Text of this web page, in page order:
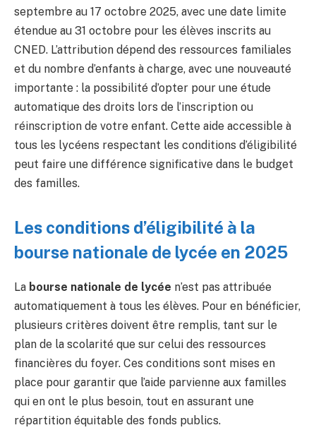
septembre au 17 octobre 2025, avec une date limite
étendue au 31 octobre pour les élèves inscrits au
CNED. L’attribution dépend des ressources familiales
et du nombre d’enfants à charge, avec une nouveauté
importante : la possibilité d’opter pour une étude
automatique des droits lors de l’inscription ou
réinscription de votre enfant. Cette aide accessible à
tous les lycéens respectant les conditions d’éligibilité
peut faire une différence significative dans le budget
des familles.
Les conditions d’éligibilité à la
bourse nationale de lycée en 2025
La bourse nationale de lycée n’est pas attribuée
automatiquement à tous les élèves. Pour en bénéficier,
plusieurs critères doivent être remplis, tant sur le
plan de la scolarité que sur celui des ressources
financières du foyer. Ces conditions sont mises en
place pour garantir que l’aide parvienne aux familles
qui en ont le plus besoin, tout en assurant une
répartition équitable des fonds publics.